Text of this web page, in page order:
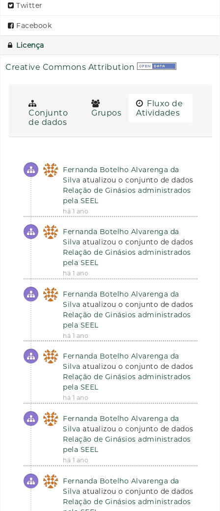
Twitter
Facebook
Licença
Creative Commons Attribution
Conjunto
de dados
Grupos
Fluxo de
Atividades
Fernanda Botelho Alvarenga da
Silva atualizou o conjunto de dados
Relação de Ginásios administrados
pela SEEL
há 1 ano
Fernanda Botelho Alvarenga da
Silva atualizou o conjunto de dados
Relação de Ginásios administrados
pela SEEL
há 1 ano
Fernanda Botelho Alvarenga da
Silva atualizou o conjunto de dados
Relação de Ginásios administrados
pela SEEL
há 1 ano
Fernanda Botelho Alvarenga da
Silva atualizou o conjunto de dados
Relação de Ginásios administrados
pela SEEL
há 1 ano
Fernanda Botelho Alvarenga da
Silva atualizou o conjunto de dados
Relação de Ginásios administrados
pela SEEL
há 1 ano
Fernanda Botelho Alvarenga da
Silva atualizou o conjunto de dados
Relação de Ginásios administrados